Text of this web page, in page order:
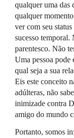
qualquer uma das
qualquer
ver com seu
sucesso temporal.
parentesco. Não
Uma pessoa pode
qual seja a sua
Eis este conceito
adúlteras, não
inimizade contra
amigo do mundo
Portanto, somos